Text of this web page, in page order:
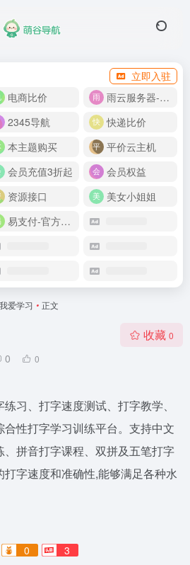
立即入驻
电商比价
雨云服务器-新人首月 5 折
2345导航
快递比价
本主题购买
平价云主机
会员充值3折起
会员权益
资源接口
美女小姐姐
易支付-官方网站
我爱学习 • 正文
0 0
收藏 0
习、打字速度测试、打字教学、
性打字学习训练平台。支持中文
拼音打字课程、双拼及五笔打字
字速度和准确性,能够满足各种水
0 3